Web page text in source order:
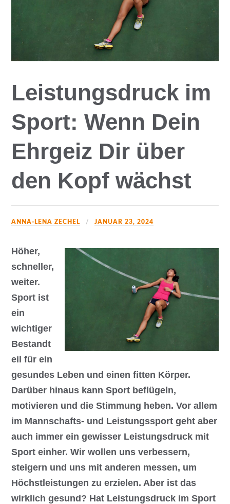
Leistungsdruck im
Sport: Wenn Dein
Ehrgeiz Dir über
den Kopf wächst
ANNA-LENA ZECHEL JANUAR 23, 2024
Höher,
schneller,
weiter.
Sport ist
ein
wichtiger
Bestandt
eil für ein
gesundes Leben und einen fitten Körper.
Darüber hinaus kann Sport beflügeln,
motivieren und die Stimmung heben. Vor allem
im Mannschafts- und Leistungssport geht aber
auch immer ein gewisser Leistungsdruck mit
Sport einher. Wir wollen uns verbessern,
steigern und uns mit anderen messen, um
Höchstleistungen zu erzielen. Aber ist das
wirklich gesund? Hat Leistungsdruck im Sport